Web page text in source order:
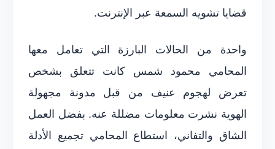
قضايا تشويه السمعة عبر الإنترنت.
واحدة من الحالات البارزة التي تعامل معها
المحامي محمود شمس كانت تتعلق بشخص
تعرض لهجوم عنيف من قبل مدونة مجهولة
الهوية نشرت معلومات مضللة عنه. بفضل العمل
الشاق والتفاني، استطاع المحامي تجميع الأدلة